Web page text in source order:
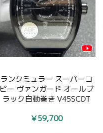
フランクミュラー時計N級品
通販 ヴァンガード トゥール
ビヨンV 45 T D AC NR
￥115,500